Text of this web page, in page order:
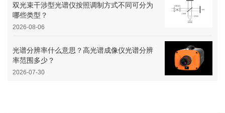
双光束干涉型光谱仪按照调制方式不同可分为
哪些类型？
2026-08-06
光谱分辨率什么意思？高光谱成像仪光谱分辨
率范围多少？
2026-07-30